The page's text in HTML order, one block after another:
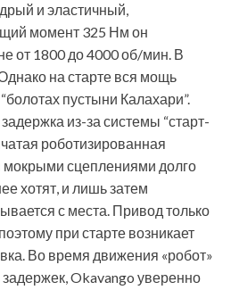
и эластичный,
момент 325 Нм он
от 1800 до 4000 об/мин. В
на старте вся мощь
пустыни Калахари”.
из-за системы “старт-
роботизированная
мокрыми сцеплениями долго
хотят, и лишь затем
с места. Привод только
при старте возникает
Во время движения «робот»
Okavango уверенно